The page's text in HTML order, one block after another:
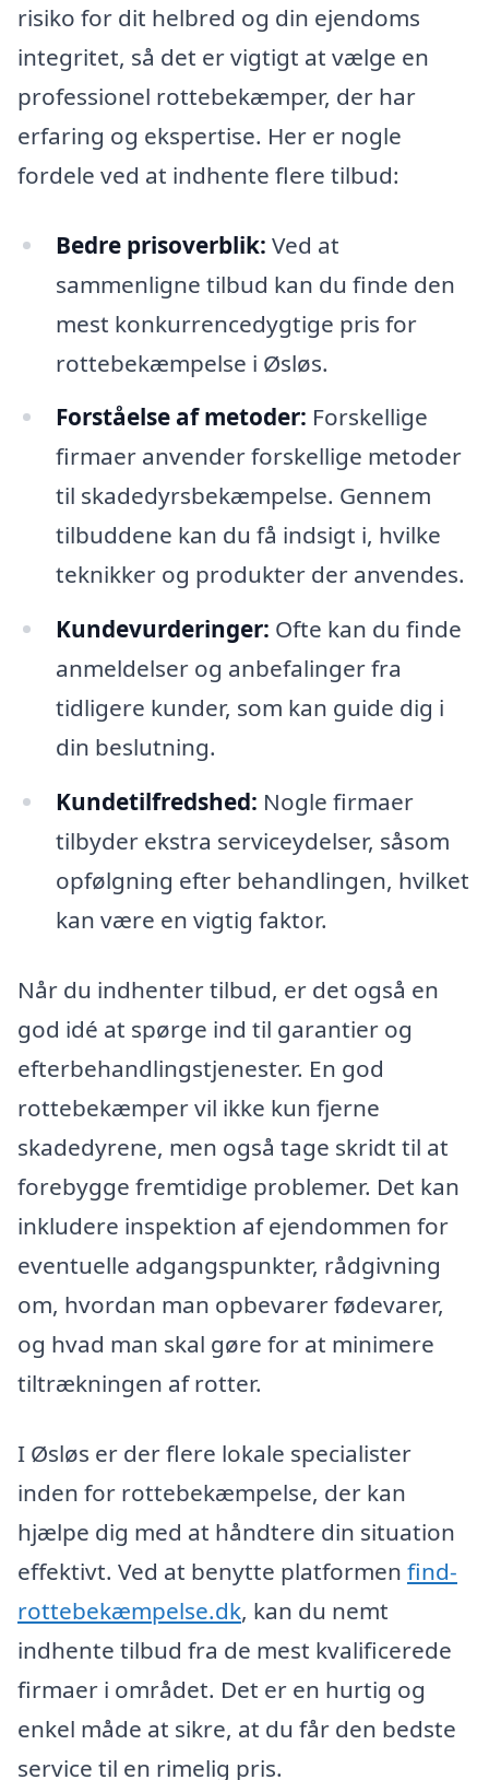
risiko for dit helbred og din ejendoms
integritet, så det er vigtigt at vælge en
professionel rottebekæmper, der har
erfaring og ekspertise. Her er nogle
fordele ved at indhente flere tilbud:
Bedre prisoverblik: Ved at
sammenligne tilbud kan du finde den
mest konkurrencedygtige pris for
rottebekæmpelse i Øsløs.
Forståelse af metoder: Forskellige
firmaer anvender forskellige metoder
til skadedyrsbekæmpelse. Gennem
tilbuddene kan du få indsigt i, hvilke
teknikker og produkter der anvendes.
Kundevurderinger: Ofte kan du finde
anmeldelser og anbefalinger fra
tidligere kunder, som kan guide dig i
din beslutning.
Kundetilfredshed: Nogle firmaer
tilbyder ekstra serviceydelser, såsom
opfølgning efter behandlingen, hvilket
kan være en vigtig faktor.
Når du indhenter tilbud, er det også en
god idé at spørge ind til garantier og
efterbehandlingstjenester. En god
rottebekæmper vil ikke kun fjerne
skadedyrene, men også tage skridt til at
forebygge fremtidige problemer. Det kan
inkludere inspektion af ejendommen for
eventuelle adgangspunkter, rådgivning
om, hvordan man opbevarer fødevarer,
og hvad man skal gøre for at minimere
tiltrækningen af rotter.
I Øsløs er der flere lokale specialister
inden for rottebekæmpelse, der kan
hjælpe dig med at håndtere din situation
effektivt. Ved at benytte platformen find-
rottebekæmpelse.dk, kan du nemt
indhente tilbud fra de mest kvalificerede
firmaer i området. Det er en hurtig og
enkel måde at sikre, at du får den bedste
service til en rimelig pris.